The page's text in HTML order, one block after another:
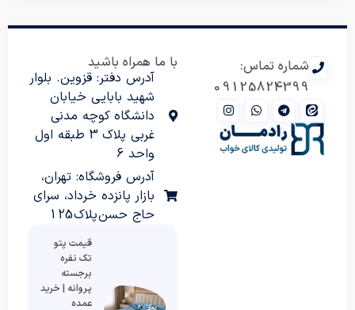
شماره تماس:
09125824399
با ما همراه باشید
آدرس دفتر: قزوین. بلوار
شهید بابایی خیابان
دانشگاه کوچه مدنی
غربی پلاک 3 طبقه اول
واحد 6
آدرس فروشگاه: تهران،
بازار پانزده خرداد، سرای
حاج حسن پلاک 125
قیمت پتو
تک نفره
برجسته
پروانه | خرید
عمده